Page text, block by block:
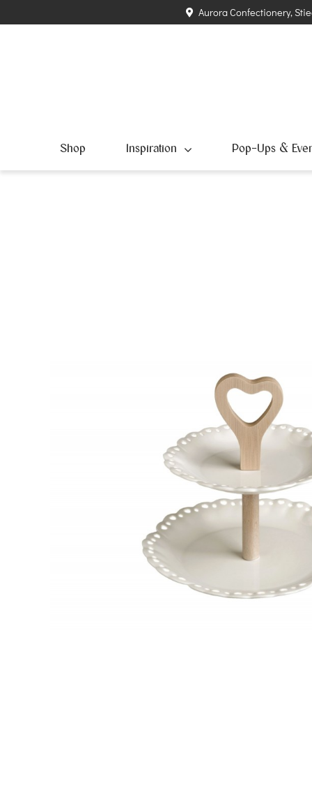
Inhalt
Aurora Confectionery,
Shop Inspiration Pop-Ups &